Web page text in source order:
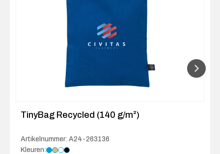
TinyBag Recycled (140 g/m²)
Artikelnummer: A24-263136
Kleuren: